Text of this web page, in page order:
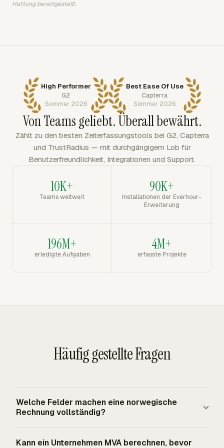
Haftung bereitgestellt.
High Performer
G2
Sommer 2026
Best Ease Of Use
Capterra
Sommer 2026
Von Teams geliebt. Überall bewährt.
Zählt zu den besten Zeiterfassungstools bei G2, Capterra
und TrustRadius — mit durchgängigem Lob für
Benutzerfreundlichkeit, Integrationen und Support.
10K+
Teams weltweit
90K+
Installationen der Everhour-
Erweiterung
196M+
erledigte Aufgaben
4M+
erfasste Projekte
Häufig gestellte Fragen
Welche Felder machen eine norwegische
Rechnung vollständig?
Kann ein Unternehmen MVA berechnen, bevor